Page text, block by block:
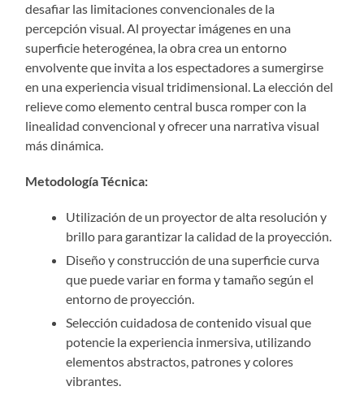
desafiar las limitaciones convencionales de la
percepción visual. Al proyectar imágenes en una
superficie heterogénea, la obra crea un entorno
envolvente que invita a los espectadores a sumergirse
en una experiencia visual tridimensional. La elección del
relieve como elemento central busca romper con la
linealidad convencional y ofrecer una narrativa visual
más dinámica.
Metodología Técnica:
Utilización de un proyector de alta resolución y
brillo para garantizar la calidad de la proyección.
Diseño y construcción de una superficie curva
que puede variar en forma y tamaño según el
entorno de proyección.
Selección cuidadosa de contenido visual que
potencie la experiencia inmersiva, utilizando
elementos abstractos, patrones y colores
vibrantes.